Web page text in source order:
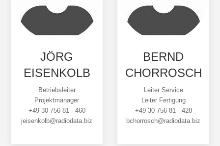
JÖRG
EISENKOLB
Betriebsleiter
Projektmanager
+49 30 756 81 - 460
jeisenkolb@radiodata.biz
BERND
CHORROSCH
Leiter Service
Leiter Fertigung
+49 30 756 81 - 428
bchorrosch@radiodata.biz